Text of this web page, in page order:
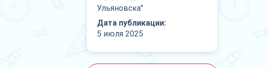
Ульяновска"
Дата публикации:
5 июля 2025